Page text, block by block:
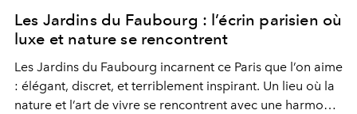
Les Jardins du Faubourg : l’écrin parisien où
luxe et nature se rencontrent
Les Jardins du Faubourg incarnent ce Paris que l’on aime
: élégant, discret, et terriblement inspirant. Un lieu où la
nature et l’art de vivre se rencontrent avec une harmonie